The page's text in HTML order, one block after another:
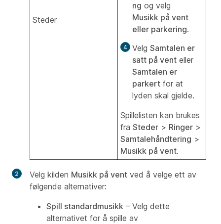
Steder
ng og velg
Musikk på vent
eller parkering.
Velg Samtalen er
satt på vent eller
Samtalen er
parkert for at
lyden skal gjelde.
Spillelisten kan brukes
fra Steder > Ringer >
Samtalehåndtering >
Musikk på vent.
Velg kilden Musikk på vent ved å velge ett av
følgende alternativer:
Spill standardmusikk – Velg dette
alternativet for å spille av